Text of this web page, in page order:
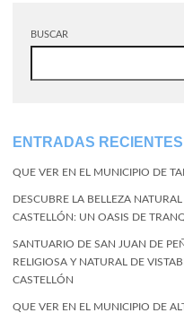
BUSCAR
ENTRADAS RECIENTES
QUE VER EN EL MUNICIPIO DE
DESCUBRE LA BELLEZA
CASTELLÓN: UN OASIS DE
SANTUARIO DE SAN JUAN DE
RELIGIOSA Y NATURAL DE
CASTELLÓN
QUE VER EN EL MUNICIPIO DE